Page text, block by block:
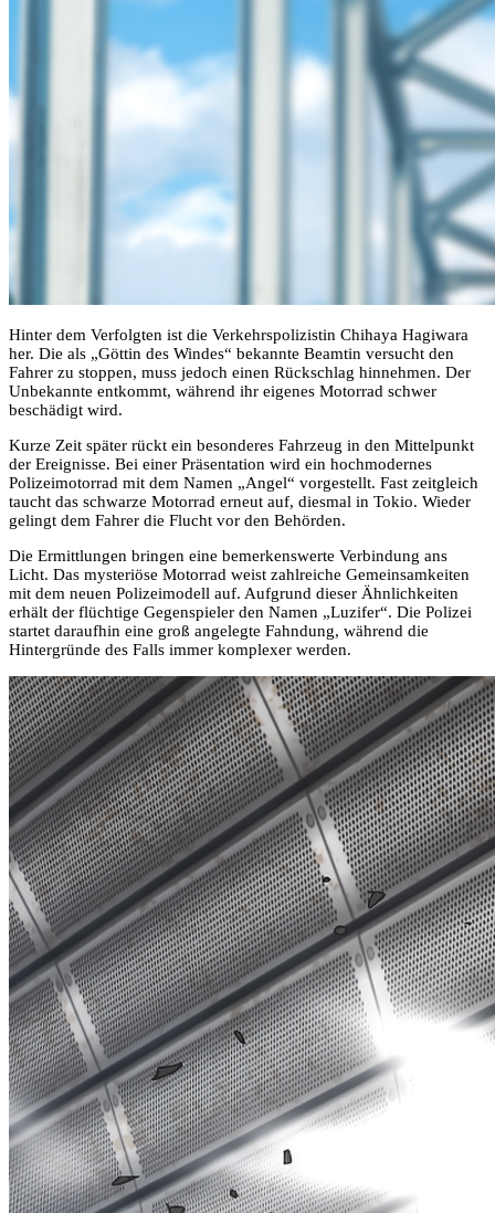
Hinter dem Verfolgten ist die Verkehrspolizistin Chihaya Hagiwara
her. Die als „Göttin des Windes“ bekannte Beamtin versucht den
Fahrer zu stoppen, muss jedoch einen Rückschlag hinnehmen. Der
Unbekannte entkommt, während ihr eigenes Motorrad schwer
beschädigt wird.
Kurze Zeit später rückt ein besonderes Fahrzeug in den Mittelpunkt
der Ereignisse. Bei einer Präsentation wird ein hochmodernes
Polizeimotorrad mit dem Namen „Angel“ vorgestellt. Fast zeitgleich
taucht das schwarze Motorrad erneut auf, diesmal in Tokio. Wieder
gelingt dem Fahrer die Flucht vor den Behörden.
Die Ermittlungen bringen eine bemerkenswerte Verbindung ans
Licht. Das mysteriöse Motorrad weist zahlreiche Gemeinsamkeiten
mit dem neuen Polizeimodell auf. Aufgrund dieser Ähnlichkeiten
erhält der flüchtige Gegenspieler den Namen „Luzifer“. Die Polizei
startet daraufhin eine groß angelegte Fahndung, während die
Hintergründe des Falls immer komplexer werden.